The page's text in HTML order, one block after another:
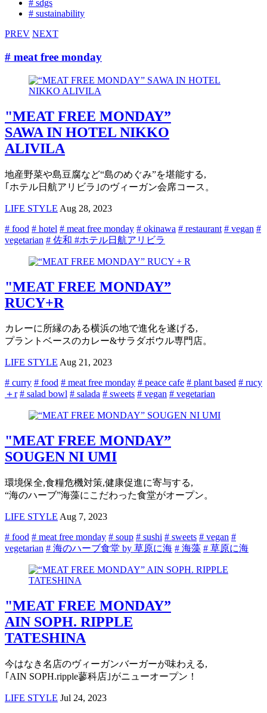
# sdgs
# sustainability
PREV NEXT
# meat free monday
"MEAT FREE MONDAY”
SAWA IN HOTEL NIKKO
ALIVILA
地産野菜や島豆腐など“島のめぐみ”を堪能する,
｢ホテル日航アリビラ｣のヴィーガン会席コース。
LIFE STYLE Aug 28, 2023
# food # hotel # meat free monday # okinawa # restaurant # vegan #
vegetarian # 佐和 #ホテル日航アリビラ
"MEAT FREE MONDAY”
RUCY+R
カレーに所縁のある横浜の地で進化を遂げる,
プラントベースのカレー&サラダボウル専門店。
LIFE STYLE Aug 21, 2023
# curry # food # meat free monday # peace cafe # plant based # rucy
＋r # salad bowl # salada # sweets # vegan # vegetarian
"MEAT FREE MONDAY”
SOUGEN NI UMI
環境保全,食糧危機対策,健康促進に寄与する,
“海のハーブ”海藻にこだわった食堂がオープン。
LIFE STYLE Aug 7, 2023
# food # meat free monday # soup # sushi # sweets # vegan #
vegetarian # 海のハーブ食堂 by 草原に海 # 海藻 # 草原に海
"MEAT FREE MONDAY”
AIN SOPH. RIPPLE
TATESHINA
今はなき名店のヴィーガンバーガーが味わえる,
｢AIN SOPH.ripple蓼科店｣がニューオープン！
LIFE STYLE Jul 24, 2023